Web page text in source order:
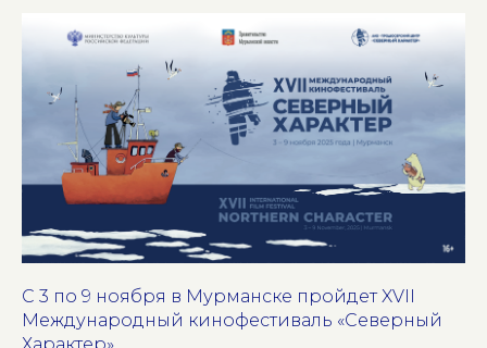
С 3 по 9 ноября в Мурманске пройдет XVII
Международный кинофестиваль «Северный
Характер»